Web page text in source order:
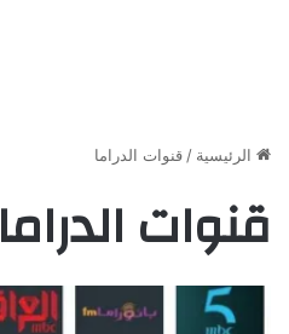
الرئيسية / قنوات الدراما
قنوات الدراما